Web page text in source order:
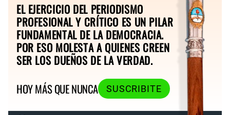
EL EJERCICIO DEL PERIODISMO
PROFESIONAL Y CRÍTICO ES UN PILAR
FUNDAMENTAL DE LA DEMOCRACIA.
POR ESO MOLESTA A QUIENES CREEN
SER LOS DUEÑOS DE LA VERDAD.
HOY MÁS QUE NUNCA
SUSCRIBITE